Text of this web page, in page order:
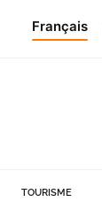
Français
TOURISME